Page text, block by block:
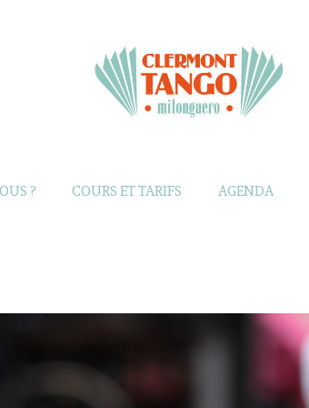
? COURS ET TARIFS AGENDA